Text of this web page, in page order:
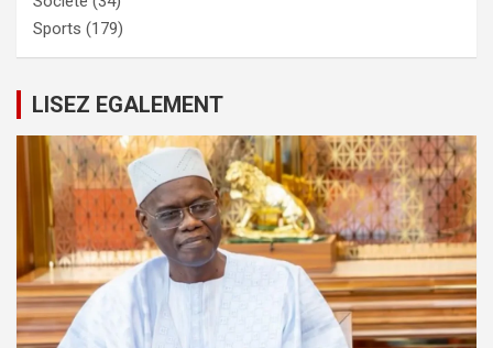
Sports (179)
LISEZ EGALEMENT